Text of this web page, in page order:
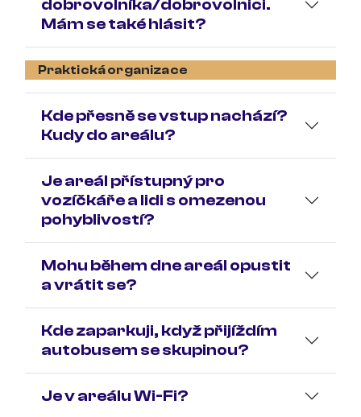
dobrovolníka/dobrovolnici.
Mám se také hlásit?
Praktická organizace
Kde přesně se vstup nachází?
Kudy do areálu?
Je areál přístupný pro
vozíčkáře a lidi s omezenou
pohyblivostí?
Mohu během dne areál opustit
a vrátit se?
Kde zaparkuji, když přijíždím
autobusem se skupinou?
Je v areálu Wi-Fi?